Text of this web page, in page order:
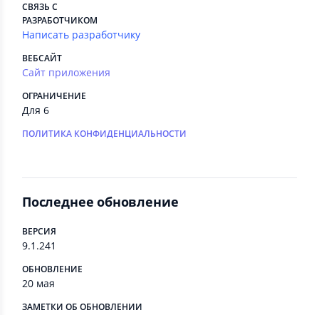
СВЯЗЬ С
РАЗРАБОТЧИКОМ
Написать разработчику
ВЕБСАЙТ
Сайт приложения
ОГРАНИЧЕНИЕ
Для 6
ПОЛИТИКА КОНФИДЕНЦИАЛЬНОСТИ
Последнее обновление
ВЕРСИЯ
9.1.241
ОБНОВЛЕНИЕ
20 мая
ЗАМЕТКИ ОБ ОБНОВЛЕНИИ